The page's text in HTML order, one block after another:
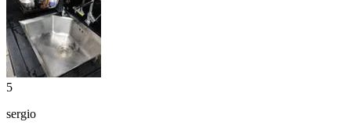
5
sergio